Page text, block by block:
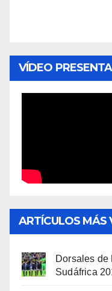
VÍDEO
ARTÍCULOS MÁS
Dorsales de
Sudáfrica